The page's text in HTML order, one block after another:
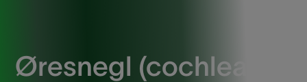
Øresnegl (cochlea) -